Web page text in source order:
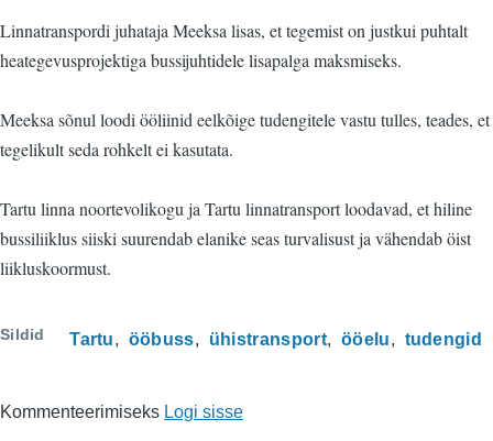
Linnatranspordi juhataja Meeksa lisas, et tegemist on justkui puhtalt
heategevusprojektiga bussijuhtidele lisapalga maksmiseks.
Meeksa sõnul loodi ööliinid eelkõige tudengitele vastu tulles, teades, et
tegelikult seda rohkelt ei kasutata.
Tartu linna noortevolikogu ja Tartu linnatransport loodavad, et hiline
bussiliiklus siiski suurendab elanike seas turvalisust ja vähendab öist
liikluskoormust.
Sildid Tartu ööbuss ühistransport ööelu tudengid
Kommenteerimiseks Logi sisse